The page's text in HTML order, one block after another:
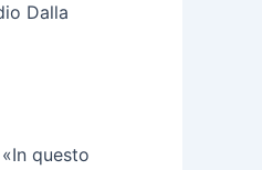
Dalla
questo